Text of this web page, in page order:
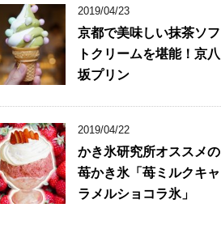
2019/04/23
京都で美味しい抹茶ソフ
トクリームを堪能！京八
坂プリン
2019/04/22
かき氷研究所オススメの
苺かき氷「苺ミルクキャ
ラメルショコラ氷」